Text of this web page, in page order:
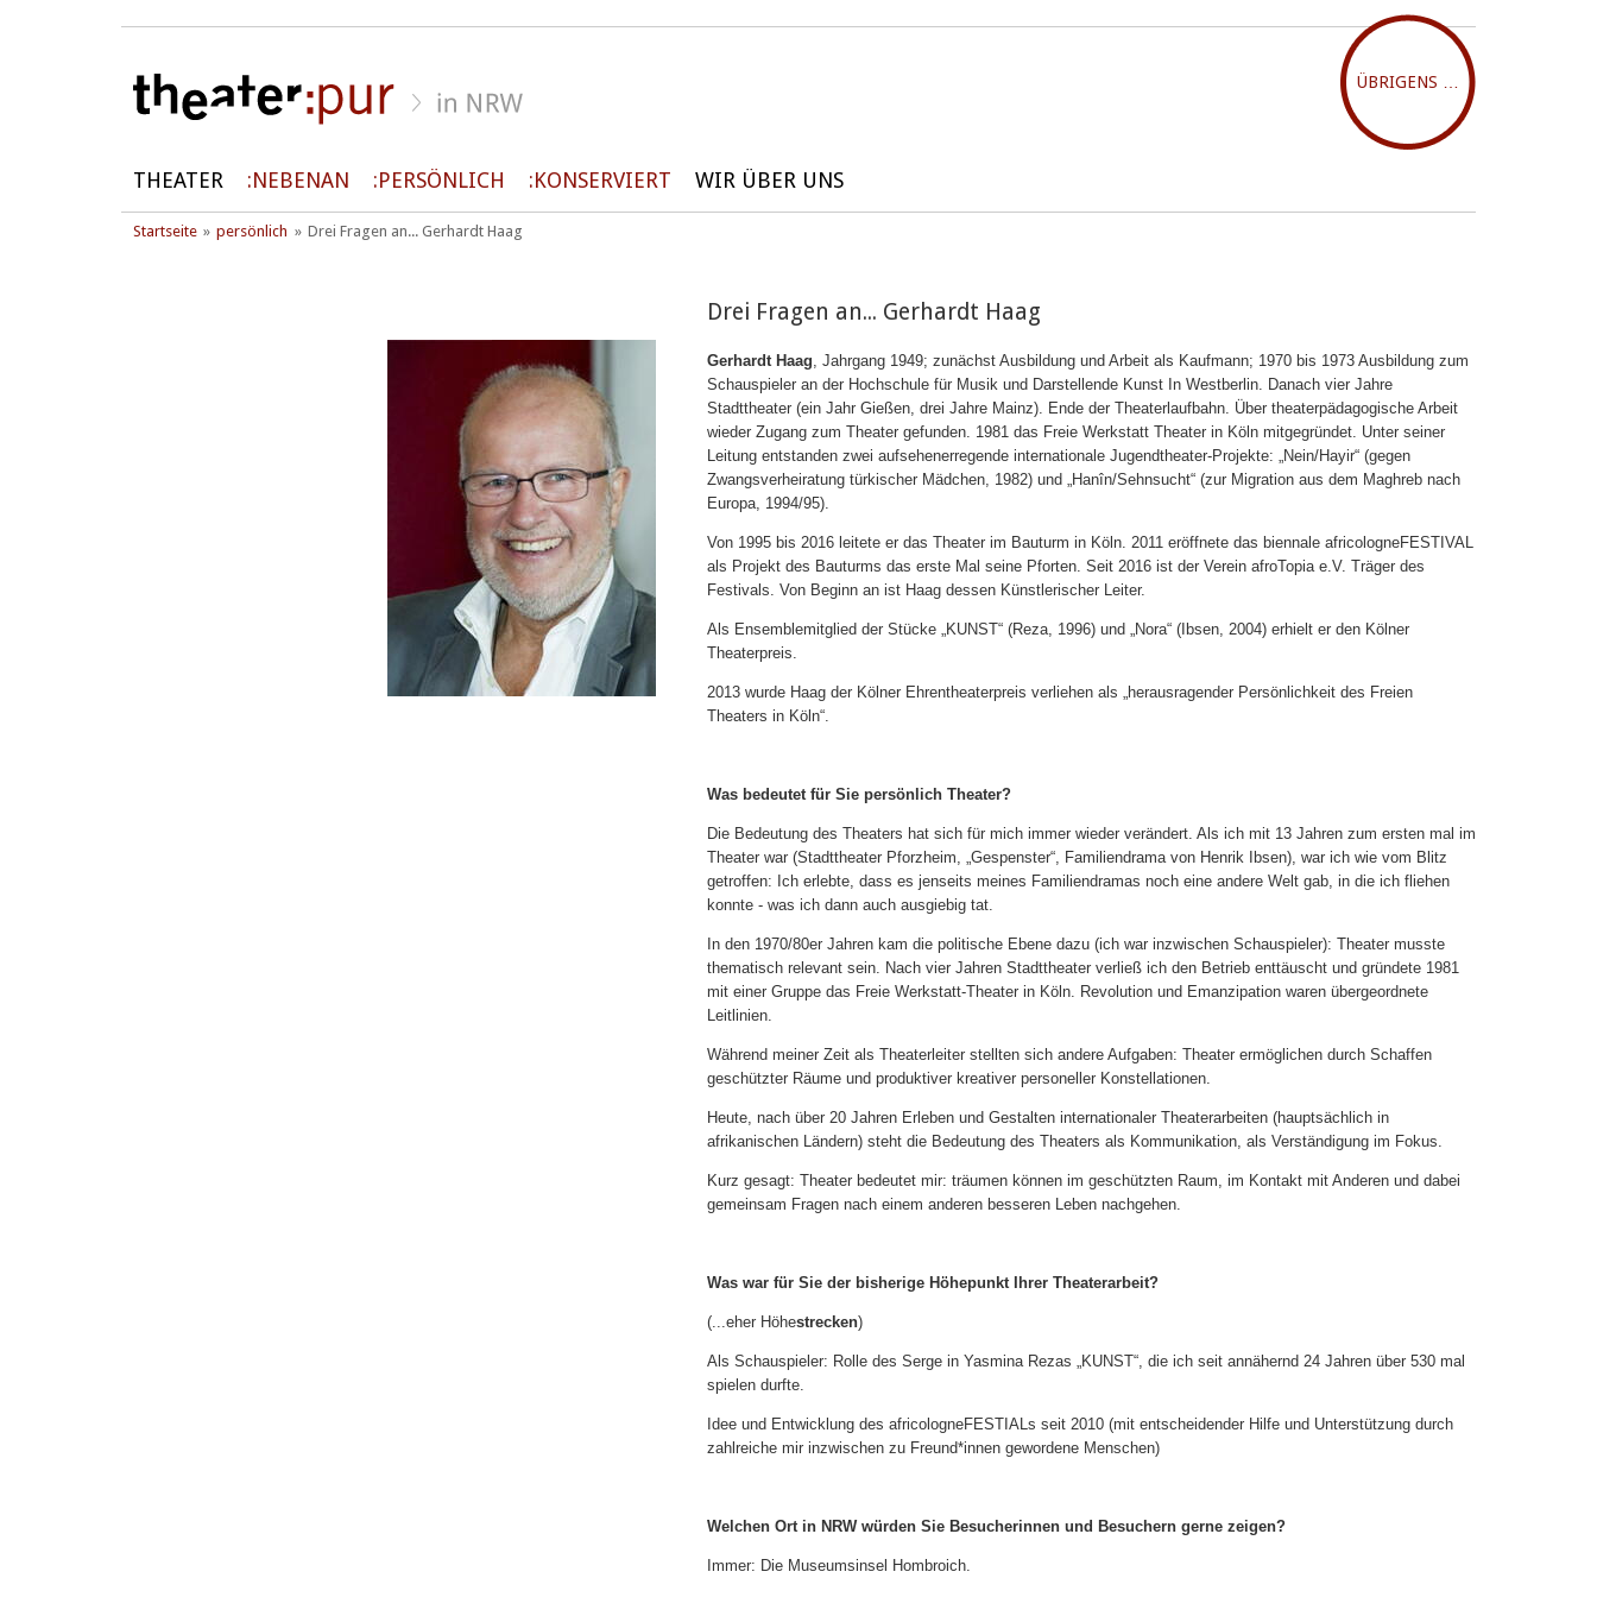
ÜBRIGENS …
THEATER NEBENAN PERSÖNLICH KONSERVIERT WIR ÜBER UNS
Startseite persönlich Drei Fragen an... Gerhardt Haag
Drei Fragen an... Gerhardt Haag
Gerhardt Haag , Jahrgang 1949; zunächst Ausbildung und Arbeit als Kaufmann; 1970 bis 1973 Ausbildung zum
Schauspieler an der Hochschule für Musik und Darstellende Kunst In Westberlin. Danach vier Jahre
Stadttheater (ein Jahr Gießen, drei Jahre Mainz). Ende der Theaterlaufbahn. Über theaterpädagogische Arbeit
wieder Zugang zum Theater gefunden. 1981 das Freie Werkstatt Theater in Köln mitgegründet. Unter seiner
Leitung entstanden zwei aufsehenerregende internationale Jugendtheater-Projekte: „Nein/Hayir“ (gegen
Zwangsverheiratung türkischer Mädchen, 1982) und „Hanîn/Sehnsucht“ (zur Migration aus dem Maghreb nach
Europa, 1994/95).
Von 1995 bis 2016 leitete er das Theater im Bauturm in Köln. 2011 eröffnete das biennale africologneFESTIVAL
als Projekt des Bauturms das erste Mal seine Pforten. Seit 2016 ist der Verein afroTopia e.V. Träger des
Festivals. Von Beginn an ist Haag dessen Künstlerischer Leiter.
Als Ensemblemitglied der Stücke „KUNST“ (Reza, 1996) und „Nora“ (Ibsen, 2004) erhielt er den Kölner
Theaterpreis.
2013 wurde Haag der Kölner Ehrentheaterpreis verliehen als „herausragender Persönlichkeit des Freien
Theaters in Köln“.
Was bedeutet für Sie persönlich Theater?
Die Bedeutung des Theaters hat sich für mich immer wieder verändert. Als ich mit 13 Jahren zum ersten mal im
Theater war (Stadttheater Pforzheim, „Gespenster“, Familiendrama von Henrik Ibsen), war ich wie vom Blitz
getroffen: Ich erlebte, dass es jenseits meines Familiendramas noch eine andere Welt gab, in die ich fliehen
konnte - was ich dann auch ausgiebig tat.
In den 1970/80er Jahren kam die politische Ebene dazu (ich war inzwischen Schauspieler): Theater musste
thematisch relevant sein. Nach vier Jahren Stadttheater verließ ich den Betrieb enttäuscht und gründete 1981
mit einer Gruppe das Freie Werkstatt-Theater in Köln. Revolution und Emanzipation waren übergeordnete
Leitlinien.
Während meiner Zeit als Theaterleiter stellten sich andere Aufgaben: Theater ermöglichen durch Schaffen
geschützter Räume und produktiver kreativer personeller Konstellationen.
Heute, nach über 20 Jahren Erleben und Gestalten internationaler Theaterarbeiten (hauptsächlich in
afrikanischen Ländern) steht die Bedeutung des Theaters als Kommunikation, als Verständigung im Fokus.
Kurz gesagt: Theater bedeutet mir: träumen können im geschützten Raum, im Kontakt mit Anderen und dabei
gemeinsam Fragen nach einem anderen besseren Leben nachgehen.
Was war für Sie der bisherige Höhepunkt Ihrer Theaterarbeit?
(...eher Höhestrecken)
Als Schauspieler: Rolle des Serge in Yasmina Rezas „KUNST“, die ich seit annähernd 24 Jahren über 530 mal
spielen durfte.
Idee und Entwicklung des africologneFESTIALs seit 2010 (mit entscheidender Hilfe und Unterstützung durch
zahlreiche mir inzwischen zu Freund*innen gewordene Menschen)
Welchen Ort in NRW würden Sie Besucherinnen und Besuchern gerne zeigen?
Immer: Die Museumsinsel Hombroich.